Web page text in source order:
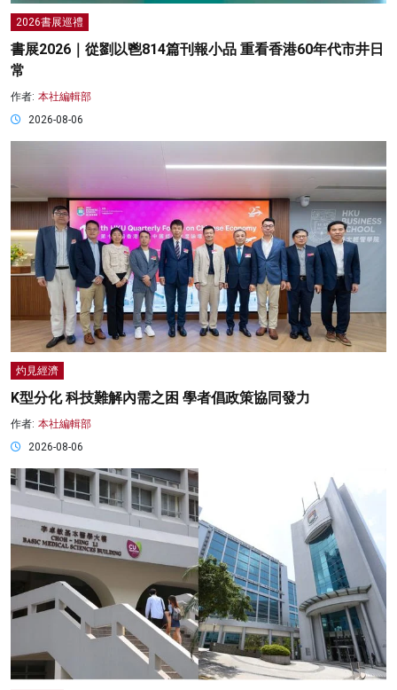
2026書展巡禮
書展2026｜從劉以鬯814篇刊報小品 重看香港60年代市井日
常
作者: 本社編輯部
2026-08-06
灼見經濟
K型分化 科技難解內需之困 學者倡政策協同發力
作者: 本社編輯部
2026-08-06